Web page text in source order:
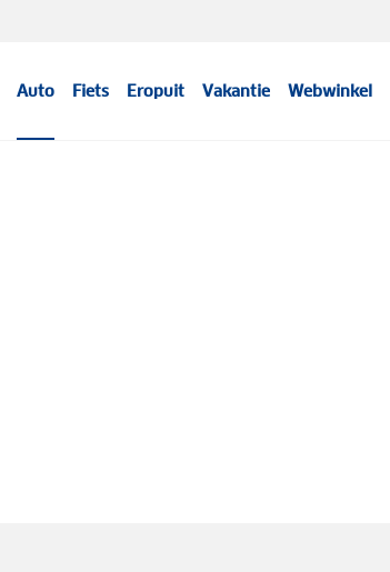
Auto Fiets Eropuit Vakantie Webwinkel